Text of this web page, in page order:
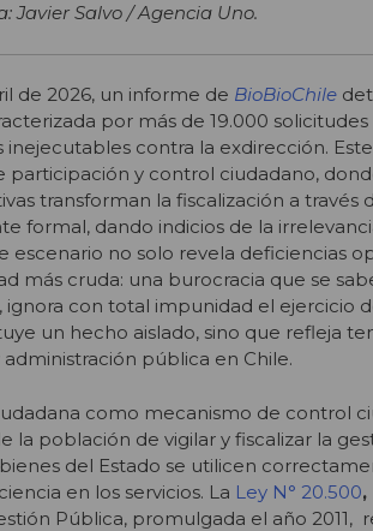
Javier Salvo / Agencia Uno.
de 2026, un informe de BioBioChile
por más de 19.000
inejecutables contra la exdirección.
participación y control ciudadano,
transforman la fiscalización a
formal, dando indicios de la
escenario no solo revela deficiencias
más cruda: una burocracia que se
ignora con total impunidad el ejercicio
un hecho aislado, sino que refleja
pública en Chile.
como mecanismo de control
la población de vigilar y fiscalizar la
del Estado se utilicen
en los servicios. La Ley N° 20.500,
Pública, promulgada el año